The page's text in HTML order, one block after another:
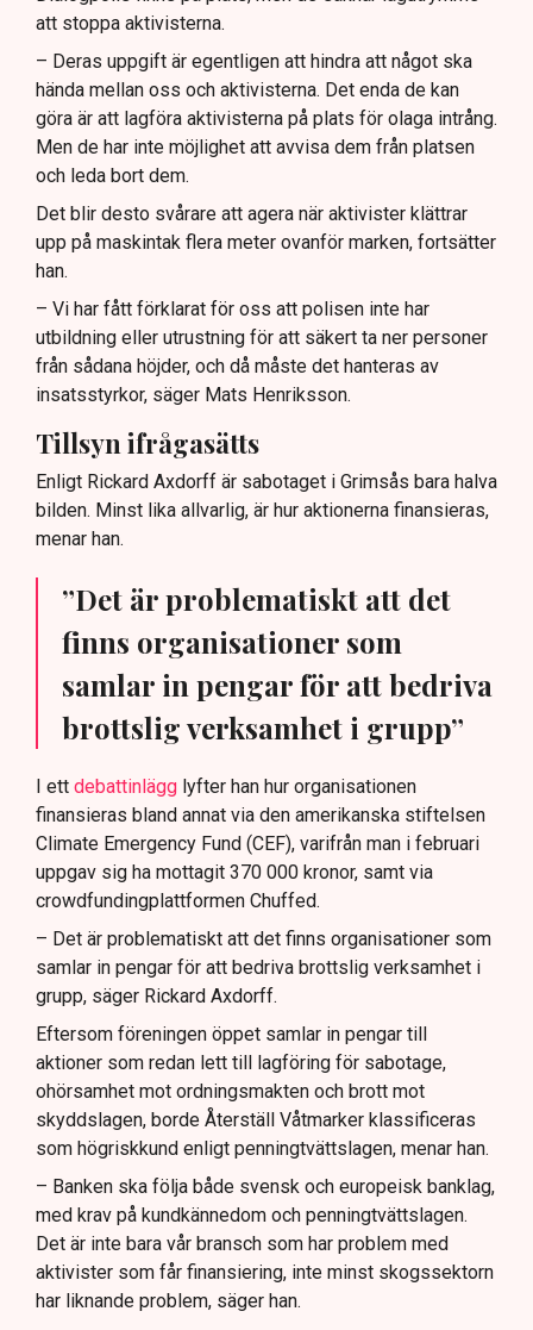
att stoppa aktivisterna.
– Deras uppgift är egentligen att hindra att något ska
hända mellan oss och aktivisterna. Det enda de kan
göra är att lagföra aktivisterna på plats för olaga intrång.
Men de har inte möjlighet att avvisa dem från platsen
och leda bort dem.
Det blir desto svårare att agera när aktivister klättrar
upp på maskintak flera meter ovanför marken, fortsätter
han.
– Vi har fått förklarat för oss att polisen inte har
utbildning eller utrustning för att säkert ta ner personer
från sådana höjder, och då måste det hanteras av
insatsstyrkor, säger Mats Henriksson.
Tillsyn ifrågasätts
Enligt Rickard Axdorff är sabotaget i Grimsås bara halva
bilden. Minst lika allvarlig, är hur aktionerna finansieras,
menar han.
”Det är problematiskt att det
finns organisationer som
samlar in pengar för att bedriva
brottslig verksamhet i grupp”
I ett debattinlägg lyfter han hur organisationen
finansieras bland annat via den amerikanska stiftelsen
Climate Emergency Fund (CEF), varifrån man i februari
uppgav sig ha mottagit 370 000 kronor, samt via
crowdfundingplattformen Chuffed.
– Det är problematiskt att det finns organisationer som
samlar in pengar för att bedriva brottslig verksamhet i
grupp, säger Rickard Axdorff.
Eftersom föreningen öppet samlar in pengar till
aktioner som redan lett till lagföring för sabotage,
ohörsamhet mot ordningsmakten och brott mot
skyddslagen, borde Återställ Våtmarker klassificeras
som högriskkund enligt penningtvättslagen, menar han.
– Banken ska följa både svensk och europeisk banklag,
med krav på kundkännedom och penningtvättslagen.
Det är inte bara vår bransch som har problem med
aktivister som får finansiering, inte minst skogssektorn
har liknande problem, säger han.